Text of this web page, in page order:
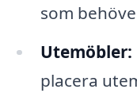
som
Utemöbler:
placera